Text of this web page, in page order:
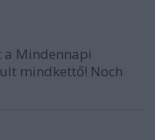
a Mindennapi
mindkettő! Noch